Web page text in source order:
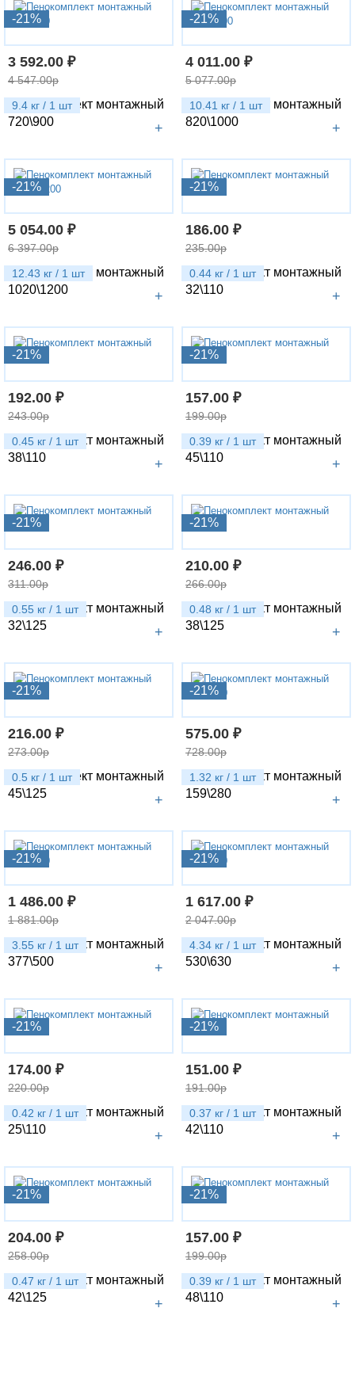
-21%
9.4 кг / 1 шт
3 592.00 ₽
+
4 547.00р
Пенокомплект монтажный
720\900
-21%
10.41 кг / 1 шт
4 011.00 ₽
+
5 077.00р
Пенокомплект монтажный
820\1000
-21%
12.43 кг / 1 шт
5 054.00 ₽
+
6 397.00р
Пенокомплект монтажный
1020\1200
-21%
0.44 кг / 1 шт
186.00 ₽
+
235.00р
Пенокомплект монтажный
32\110
-21%
0.45 кг / 1 шт
192.00 ₽
+
243.00р
Пенокомплект монтажный
38\110
-21%
0.39 кг / 1 шт
157.00 ₽
+
199.00р
Пенокомплект монтажный
45\110
-21%
0.55 кг / 1 шт
246.00 ₽
+
311.00р
Пенокомплект монтажный
32\125
-21%
0.48 кг / 1 шт
210.00 ₽
+
266.00р
Пенокомплект монтажный
38\125
-21%
0.5 кг / 1 шт
216.00 ₽
+
273.00р
Пенокомплект монтажный
45\125
-21%
1.32 кг / 1 шт
575.00 ₽
+
728.00р
Пенокомплект монтажный
159\280
-21%
3.55 кг / 1 шт
1 486.00 ₽
+
1 881.00р
Пенокомплект монтажный
377\500
-21%
4.34 кг / 1 шт
1 617.00 ₽
+
2 047.00р
Пенокомплект монтажный
530\630
-21%
0.42 кг / 1 шт
174.00 ₽
+
220.00р
Пенокомплект монтажный
25\110
-21%
0.37 кг / 1 шт
151.00 ₽
+
191.00р
Пенокомплект монтажный
42\110
-21%
0.47 кг / 1 шт
204.00 ₽
+
258.00р
Пенокомплект монтажный
42\125
-21%
0.39 кг / 1 шт
157.00 ₽
+
199.00р
Пенокомплект монтажный
48\110